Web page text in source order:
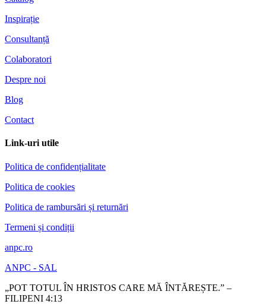
Inspirație
Consultanță
Colaboratori
Despre noi
Blog
Contact
Link-uri utile
Politica de confidențialitate
Politica de cookies
Politica de rambursări și returnări
Termeni și condiții
anpc.ro
ANPC - SAL
„POT TOTUL ÎN HRISTOS CARE MĂ ÎNTĂREȘTE.” –
FILIPENI 4:13